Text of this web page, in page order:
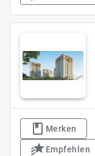
Merken
Empfehlen